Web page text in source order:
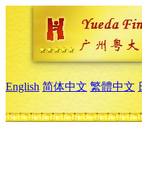
English 简体中文 繁體中文